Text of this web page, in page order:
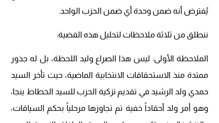
يُفترض أنه ضمن وحدة أي ضمن الحزب الواحد.
ننطلق من ثلاثة ملاحظات لتحليل هذه القضية:
الملاحظة الأولى: ليس هذا الصراع وليد اللحظة، بل له جذور
ممتدة منذ الاستحقاقات الانتخابية الماضية، حيث تأخر السيد
حمدي ولد الرشيد في تقديم تزكية الحزب للسيد الخطاط ينجا،
وهو أمر ولد أحقاداً خفية تم تجاوزها مرحلياً بحكم السياقات،